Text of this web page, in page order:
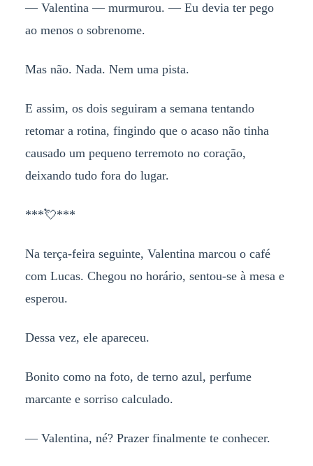
— Valentina — murmurou. — Eu devia ter pego
ao menos o sobrenome.
Mas não. Nada. Nem uma pista.
E assim, os dois seguiram a semana tentando
retomar a rotina, fingindo que o acaso não tinha
causado um pequeno terremoto no coração,
deixando tudo fora do lugar.
***💘***
Na terça-feira seguinte, Valentina marcou o café
com Lucas. Chegou no horário, sentou-se à mesa e
esperou.
Dessa vez, ele apareceu.
Bonito como na foto, de terno azul, perfume
marcante e sorriso calculado.
— Valentina, né? Prazer finalmente te conhecer.